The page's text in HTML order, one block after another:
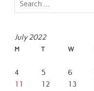
July 2022
M T W
4
5 6
11
12 13